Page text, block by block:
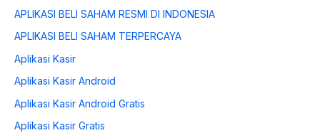
APLIKASI BELI SAHAM RESMI DI INDONESIA
APLIKASI BELI SAHAM TERPERCAYA
Aplikasi Kasir
Aplikasi Kasir Android
Aplikasi Kasir Android Gratis
Aplikasi Kasir Gratis